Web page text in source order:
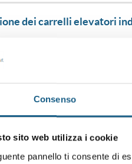
Consenso
sito web utilizza i cookie
pannello ti consente di
dei carrelli elevatori
dei carrelli elevatori